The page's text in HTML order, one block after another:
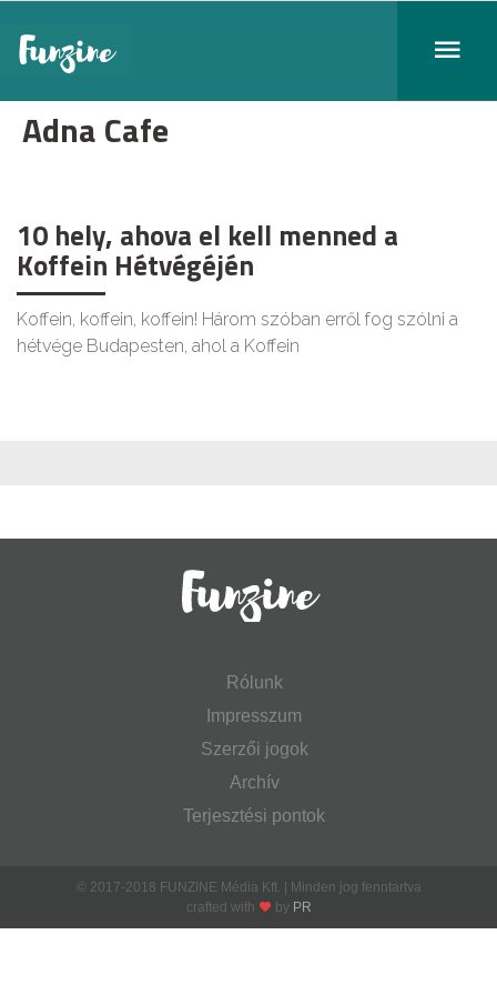
Adna Cafe
10 hely, ahova el kell menned a
Koffein Hétvégéjén
Koffein, koffein, koffein! Három szóban erről fog szólni a
hétvége Budapesten, ahol a Koffein
Rólunk
Impresszum
Szerzői jogok
Archív
Terjesztési pontok
© 2017-2018 FUNZINE Média Kft. | Minden jog fenntartva
crafted with
by PR